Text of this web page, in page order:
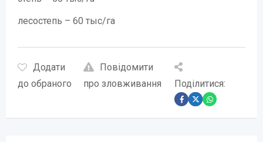
лесостепь – 60 тыс/га
Додати
до обраного
Повідомити
про зловживання
Поділитися: